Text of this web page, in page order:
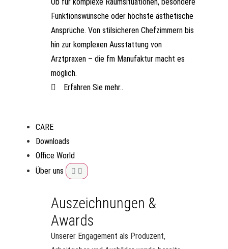
Funktionswünsche oder höchste ästhetische
Ansprüche. Von stilsicheren Chefzimmern bis
hin zur komplexen Ausstattung von
Arztpraxen – die fm Manufaktur macht es
möglich.
Erfahren Sie mehr..
CARE
Downloads
Office World
Über uns
Auszeichnungen &
Awards
Unserer Engagement als Produzent,